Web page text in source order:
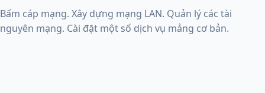
Bấm cáp mạng. Xây dựng mạng LAN. Quản lý các tài
nguyên mạng. Cài đặt một số dịch vụ mảng cơ bản.